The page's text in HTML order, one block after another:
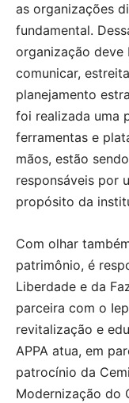
as organizações
fundamental.
organização deve
comunicar,
planejamento
foi realizada uma
ferramentas e
mãos, estão
responsáveis por
propósito da
Com olhar
patrimônio, é
Liberdade e da
parceira com o
revitalização e
APPA atua, em
patrocínio da
Modernização do